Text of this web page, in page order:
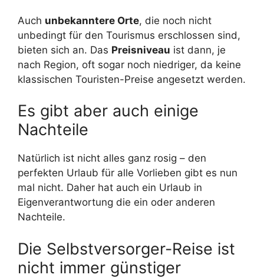
Auch unbekanntere Orte, die noch nicht
unbedingt für den Tourismus erschlossen sind,
bieten sich an. Das Preisniveau ist dann, je
nach Region, oft sogar noch niedriger, da keine
klassischen Touristen-Preise angesetzt werden.
Es gibt aber auch einige
Nachteile
Natürlich ist nicht alles ganz rosig – den
perfekten Urlaub für alle Vorlieben gibt es nun
mal nicht. Daher hat auch ein Urlaub in
Eigenverantwortung die ein oder anderen
Nachteile.
Die Selbstversorger-Reise ist
nicht immer günstiger